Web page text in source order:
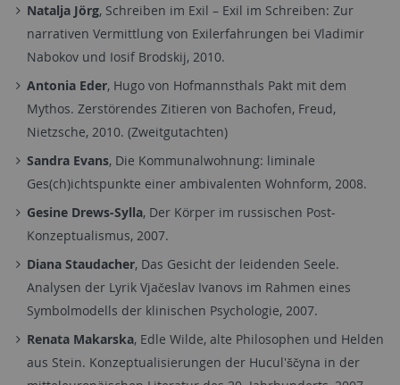
Natalja Jörg, Schreiben im Exil – Exil im Schreiben: Zur
narrativen Vermittlung von Exilerfahrungen bei Vladimir
Nabokov und Iosif Brodskij, 2010.
Antonia Eder, Hugo von Hofmannsthals Pakt mit dem
Mythos. Zerstörendes Zitieren von Bachofen, Freud,
Nietzsche, 2010. (Zweitgutachten)
Sandra Evans, Die Kommunalwohnung: liminale
Ges(ch)ichtspunkte einer ambivalenten Wohnform, 2008.
Gesine Drews-Sylla, Der Körper im russischen Post-
Konzeptualismus, 2007.
Diana Staudacher, Das Gesicht der leidenden Seele.
Analysen der Lyrik Vjačeslav Ivanovs im Rahmen eines
Symbolmodells der klinischen Psychologie, 2007.
Renata Makarska, Edle Wilde, alte Philosophen und Helden
aus Stein. Konzeptualisierungen der Hucul'ščyna in der